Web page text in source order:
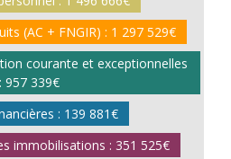
(AC + FNGIR) : 1 297 529€
courante et exceptionnelles
: 957 339€
: 139 881€
immobilisations : 351 525€